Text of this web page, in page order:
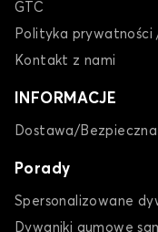
GTC
Polityka prywatności
Kontakt z nami
INFORMACJE
Dostawa/
Porady
Spersonalizowane
Dywaniki gumowe